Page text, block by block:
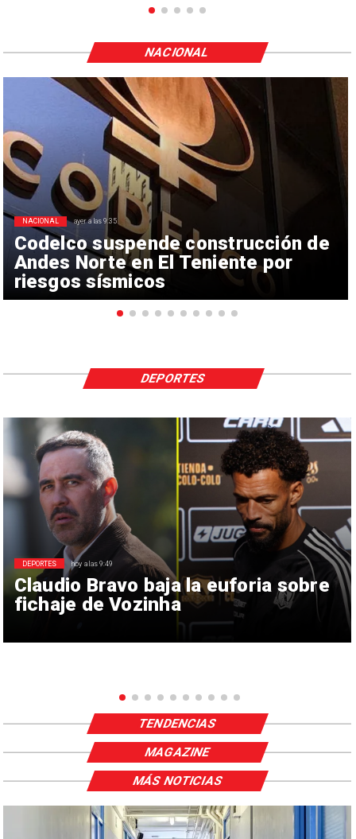
Codelco suspende construcción de
Andes Norte en El Teniente por
riesgos sísmicos
NACIONAL ayer a las 9:35
NACIONAL
Claudio Bravo baja la euforia sobre
fichaje de Vozinha
DEPORTES hoy a las 9:49
DEPORTES
TENDENCIAS
MAGAZINE
MÁS NOTICIAS